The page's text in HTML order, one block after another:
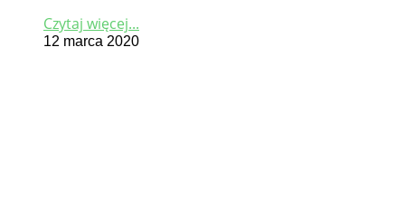
Czytaj więcej...
12 marca 2020